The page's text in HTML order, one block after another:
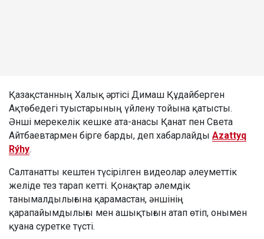
Қазақстанның Халық әртісі Димаш Құдайберген
Ақтөбедегі туыстарының үйлену тойына қатысты.
Әнші мерекелік кешке ата-анасы Қанат пен Света
Айтбаевтармен бірге барды, деп хабарлайды Azattyq
Rýhy.
Салтанатты кештен түсірілген видеолар әлеуметтік
желіде тез тарап кетті. Қонақтар әлемдік
танымалдылығына қарамастан, әншінің
қарапайымдылығы мен ашықтығын атап өтіп, онымен
қуана суретке түсті.